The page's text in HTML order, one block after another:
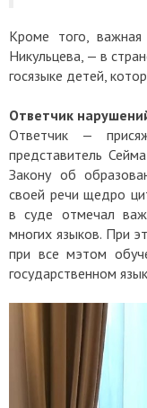
Кроме того,
Никульцева, — в
госязыке детей,
Ответчик
Ответчик —
представитель
Закону об
своей речи щедро
в суде отмечал
многих языков. При
при все мэтом
государственном